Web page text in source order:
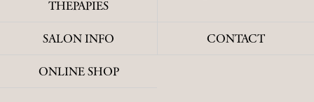
THEPAPIES
SALON INFO CONTACT
ONLINE SHOP